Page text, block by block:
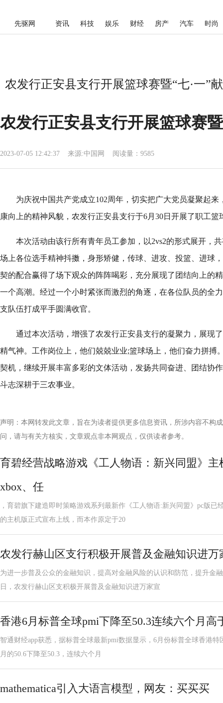
先驱网 资讯 科技 娱乐 财经 房产 汽车 时尚
农发行正安县支行开展篮球赛暨“七·一”
农发行正安县支行开展篮球赛
2023-07-05 12:42:37 来源:中国网 阅读量：9585
为庆祝中国共产党成立102周年，切实把广大党员凝聚起
康向上的精神风貌，农发行正安县支行于6月30日开展了职工篮
本次活动由该行所有青年员工参加，以2vs2的形式展开，
场上各位选手精神抖擞，身形矫健，传球、进攻、投篮、进球
契的配合赢得了场下观众的阵阵喝彩，充分展现了团结向上的
一个高潮。经过一个小时紧张而激烈的角逐，在各位队员的全
支队伍打成平手圆满收官。
通过本次活动，增强了农发行正安县支行的凝聚力，展现
精气神。工作岗位上，他们兢兢业业;篮球场上，他们奋力拼搏
契机，继续开展丰富多彩的文体活动，发扬共同奋进、团结协
斗志深耕于三农事业。
声明：本网转发此文章，旨在为读者提供更多信息资讯，所涉内容不构
问，请与有关方核实，文章观点非本网观点，仅供读者参考。
育碧经营战略游戏《工人物语：新兴同盟》主
xbox、任
，育碧旗下建造即时策略游戏系列最新作《工人物语:新兴同盟》pc版已
的主机版正式宣布上线，而本作原定于20
农发行赫山区支行积极开展普及金融知识进万
为进一步普及公众的金融知识，提高对金融风险的认识和防范，提升金
日，农发行赫山区支积极开展普及金融知识进万家宣
香港6月标普全球pmi下降至50.3连续六个月高
智通财经app获悉，据标普全球最新pmi数据显示，6月份标普全球香港
月的50.6下降至50.3，连续六个月
mathematica引入大语言模型，网友：买买买